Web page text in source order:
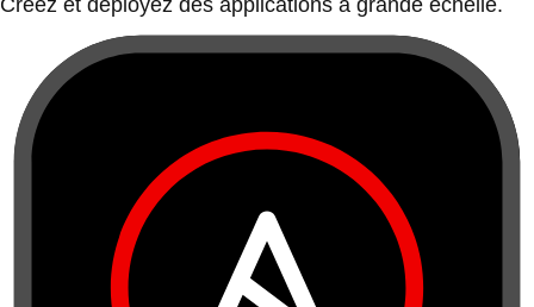
Créez et déployez des applications à grande échelle.